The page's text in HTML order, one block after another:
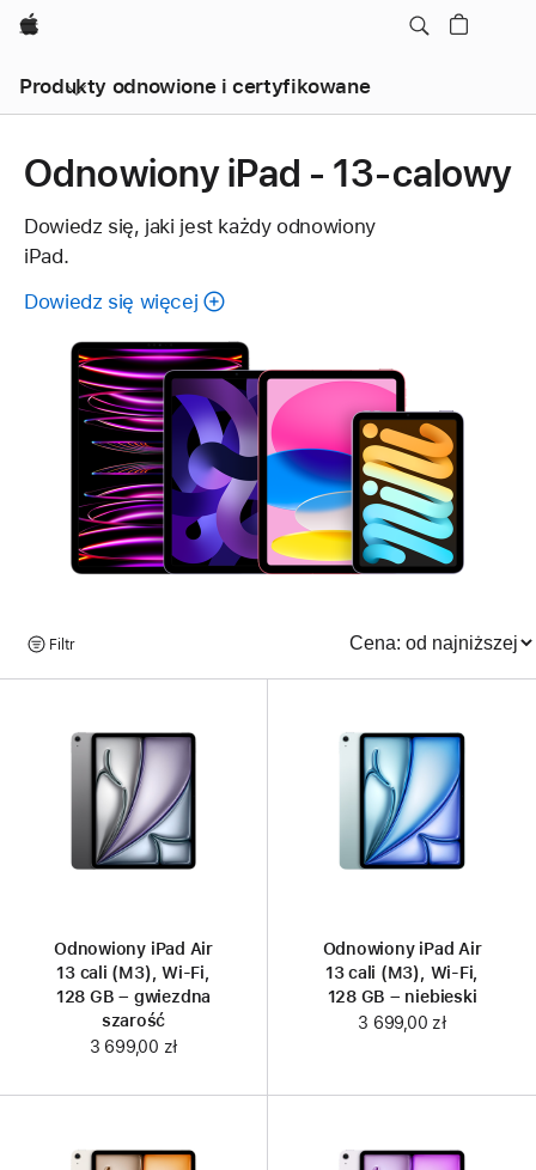
Apple
Produkty odnowione i certyfikowane
Odnowiony iPad - 13-calowy
Dowiedz się, jaki jest każdy odnowiony
iPad.
Dowiedz się więcej
każdego
odnowionego
iPada.
Przeglądaj
produkty
Filtr
Odnowiony iPad Air
13 cali (M3), Wi-Fi,
128 GB – gwiezdna
szarość
3 699,00 zł
Odnowiony iPad Air
13 cali (M3), Wi-Fi,
128 GB – niebieski
3 699,00 zł